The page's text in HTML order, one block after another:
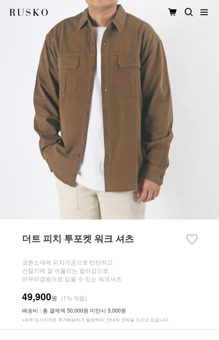
더트 피치 투포켓 워크 셔츠
코튼소재에 피치가공으로 탄탄하고
간절기에 잘 어울리는 컬러감으로
아우터겸용으로 입을 수 있는 워크셔츠
49,900원 (1% 적립)
배송비 : 총 결제액 50,000원 미만시 3,000원
※제주/도서지역은 추가배송비가 발생하며, 안내차 연락을 드리고 있습니다.